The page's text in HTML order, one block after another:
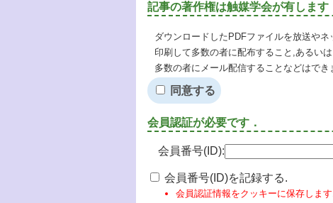
記事の著作権は触媒学会が有します
ダウンロードしたPDFファイルを放送や
印刷して多数の者に配布すること,あるいは
多数の者にメール配信することなどはでき
同意する
会員認証が必要です．
会員番号(ID):
会員番号(ID)を記録する.
会員認証情報をクッキーに保存しま